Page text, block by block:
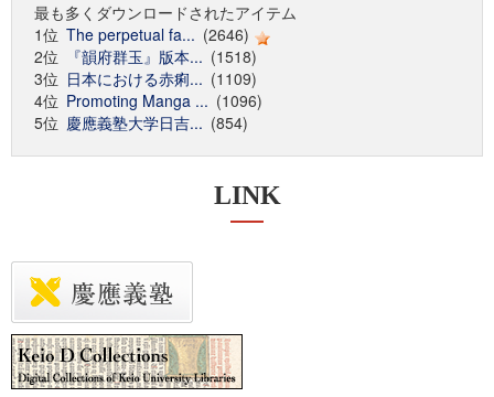
最も多くダウンロードされたアイテム
1位 The perpetual fa... (2646)
2位
『韻府群玉』版本... (1518)
3位 日本における赤痢... (1109)
4位 Promoting Manga ... (1096)
5位 慶應義塾大学日吉... (854)
LINK